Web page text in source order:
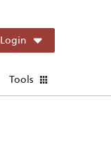
Login
Tools